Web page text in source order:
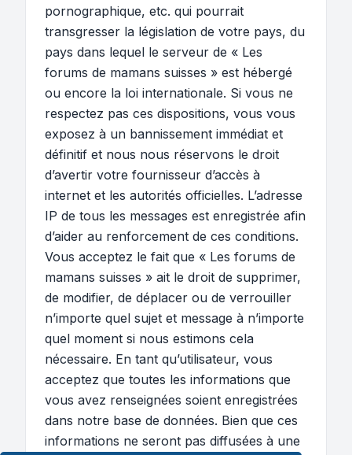
pornographique, etc. qui pourrait
transgresser la législation de votre pays, du
pays dans lequel le serveur de « Les
forums de mamans suisses » est hébergé
ou encore la loi internationale. Si vous ne
respectez pas ces dispositions, vous vous
exposez à un bannissement immédiat et
définitif et nous nous réservons le droit
d’avertir votre fournisseur d’accès à
internet et les autorités officielles. L’adresse
IP de tous les messages est enregistrée afin
d’aider au renforcement de ces conditions.
Vous acceptez le fait que « Les forums de
mamans suisses » ait le droit de supprimer,
de modifier, de déplacer ou de verrouiller
n’importe quel sujet et message à n’importe
quel moment si nous estimons cela
nécessaire. En tant qu’utilisateur, vous
acceptez que toutes les informations que
vous avez renseignées soient enregistrées
dans notre base de données. Bien que ces
informations ne seront pas diffusées à une